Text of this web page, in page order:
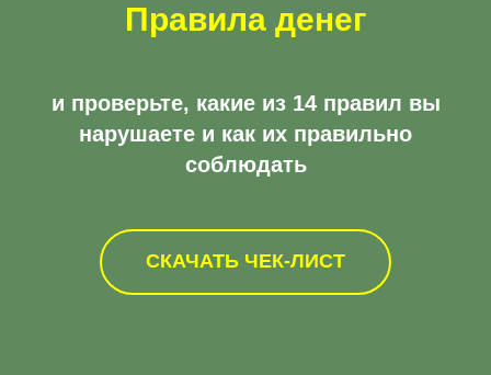
Правила денег
и проверьте, какие из 14 правил вы
нарушаете и как их правильно
соблюдать
СКАЧАТЬ ЧЕК-ЛИСТ